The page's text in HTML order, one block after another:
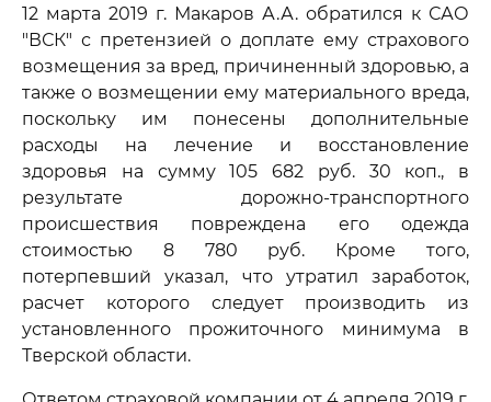
12 марта 2019 г. Макаров А.А. обратился к САО
"ВСК" с претензией о доплате ему страхового
возмещения за вред, причиненный здоровью, а
также о возмещении ему материального вреда,
поскольку им понесены дополнительные
расходы на лечение и восстановление
здоровья на сумму 105 682 руб. 30 коп., в
результате дорожно-транспортного
происшествия повреждена его одежда
стоимостью 8 780 руб. Кроме того,
потерпевший указал, что утратил заработок,
расчет которого следует производить из
установленного прожиточного минимума в
Тверской области.